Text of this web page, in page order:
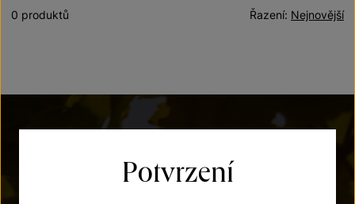
Nejnovější
Řazení:
0 produktů
Potvrzení